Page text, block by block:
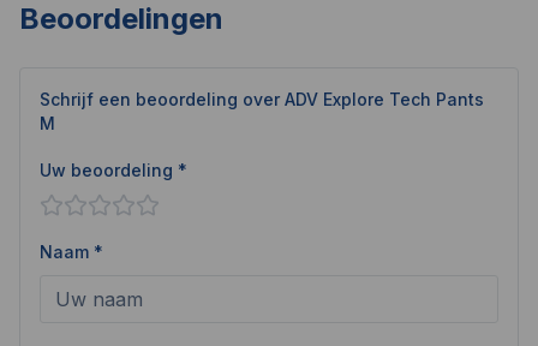
Beoordelingen
Schrijf een beoordeling over ADV Explore Tech Pants
M
Uw beoordeling *
Naam *